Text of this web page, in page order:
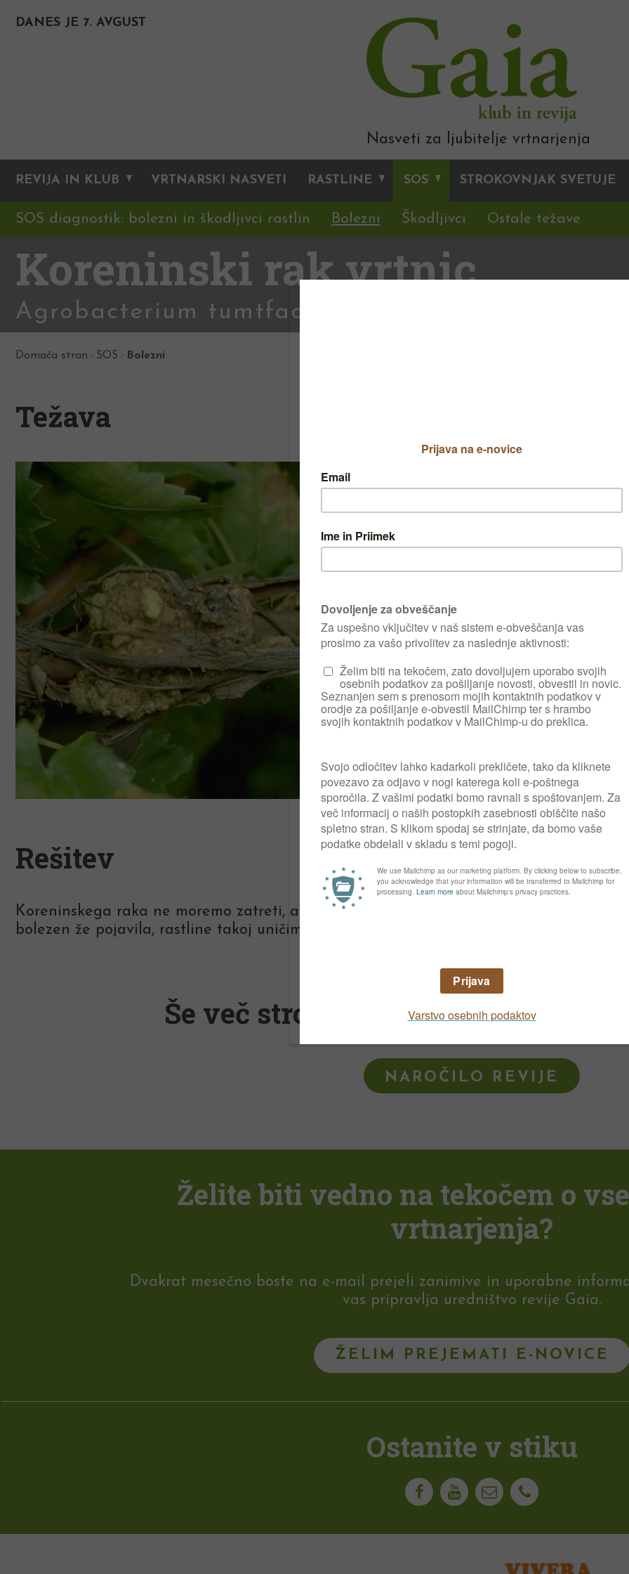
DANES JE 7. AVGUST
Nasveti za ljubitelje vrtnarjenja
REVIJA IN KLUB VRTNARSKI NASVETI RASTLINE SOS STROKOVNJAK SVETUJE
SOS diagnostik: bolezni in škodljivci rastlin Bolezni Škodljivci Ostale težave
Koreninski rak vrtnic
Agrobacterium tumtfaciens
Domača stran SOS Bolezni
Težava
Bakterija vdre v
orodjem, ko
Rešitev
Koreninskega raka ne moremo zatreti, ampak ga lahko le preprečujemo: zemljo
bolezen že pojavila, rastline takoj uničimo – sežgemo, nato pa zemljo razkužimo.
Še več strokovnih vsebin poiščite
NAROČILO REVIJE
Želite biti vedno na tekočem o
vrtnarjenja?
Dvakrat mesečno boste na e-mail prejeli zanimive in uporabne
vas pripravlja uredništvo revije Gaia.
ŽELIM PREJEMATI E-NOVICE
Ostanite v stiku